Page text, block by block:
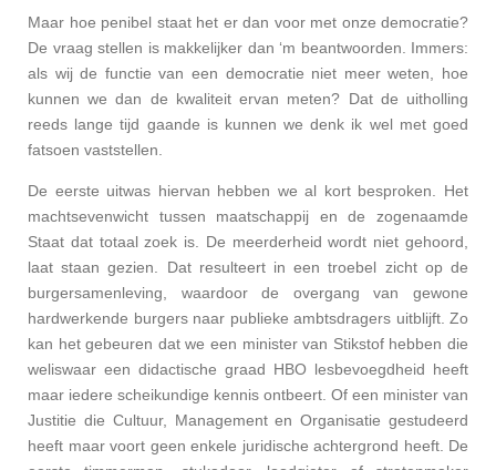
Maar hoe penibel staat het er dan voor met onze democratie?
De vraag stellen is makkelijker dan ‘m beantwoorden. Immers:
als wij de functie van een democratie niet meer weten, hoe
kunnen we dan de kwaliteit ervan meten? Dat de uitholling
reeds lange tijd gaande is kunnen we denk ik wel met goed
fatsoen vaststellen.
De eerste uitwas hiervan hebben we al kort besproken. Het
machtsevenwicht tussen maatschappij en de zogenaamde
Staat dat totaal zoek is. De meerderheid wordt niet gehoord,
laat staan gezien. Dat resulteert in een troebel zicht op de
burgersamenleving, waardoor de overgang van gewone
hardwerkende burgers naar publieke ambtsdragers uitblijft. Zo
kan het gebeuren dat we een minister van Stikstof hebben die
weliswaar een didactische graad HBO lesbevoegdheid heeft
maar iedere scheikundige kennis ontbeert. Of een minister van
Justitie die Cultuur, Management en Organisatie gestudeerd
heeft maar voort geen enkele juridische achtergrond heeft. De